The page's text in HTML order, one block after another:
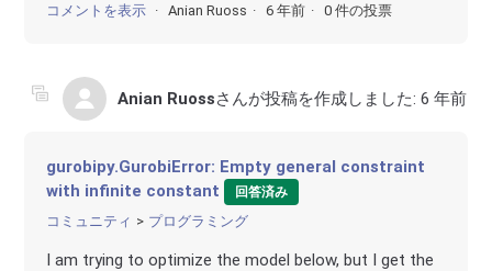
コメントを表示 Anian Ruoss 6 年前 0 件の投票
Anian Ruossさんが投稿を作成しました:6 年前
gurobipy.GurobiError: Empty general constraint
with infinite constant
回答済み
コミュニティ プログラミング
I am trying to optimize the model below, but I get the